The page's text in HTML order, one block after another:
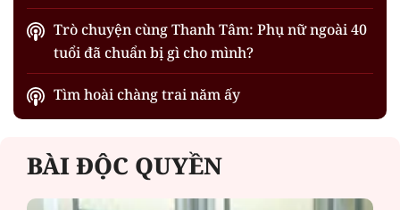
Trò chuyện cùng Thanh Tâm: Phụ nữ ngoài 40
tuổi đã chuẩn bị gì cho mình?
Tìm hoài chàng trai năm ấy
BÀI ĐỘC QUYỀN